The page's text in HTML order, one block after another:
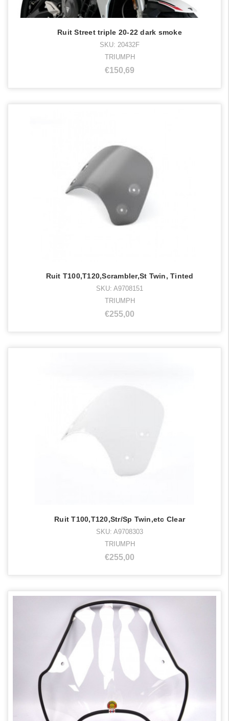
Ruit Street triple 20-22 dark smoke
SKU: 20432F
TRIUMPH
€150,69
Ruit T100,T120,Scrambler,St Twin, Tinted
SKU: A9708151
TRIUMPH
€255,00
Ruit T100,T120,Str/Sp Twin,etc Clear
SKU: A9708303
TRIUMPH
€255,00